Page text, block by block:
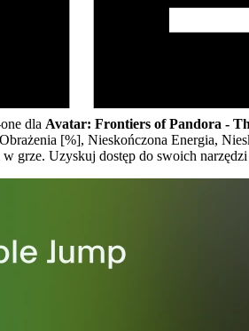
dla Avatar: Frontiers of Pandora -
[%], Nieskończona Energia,
w grze. Uzyskuj dostęp do swoich